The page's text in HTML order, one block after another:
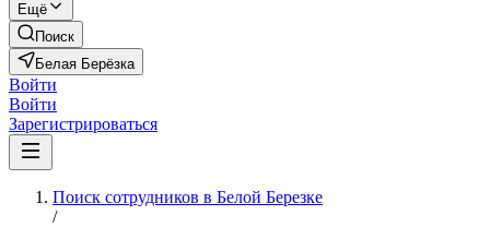
Ещё
Поиск
Белая Берёзка
Войти
Войти
Зарегистрироваться
Поиск сотрудников в Белой Березке
/